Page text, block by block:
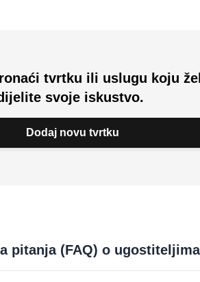
tvrtku ili uslugu koju
svoje iskustvo.
Dodaj novu tvrtku
pitanja (FAQ) o